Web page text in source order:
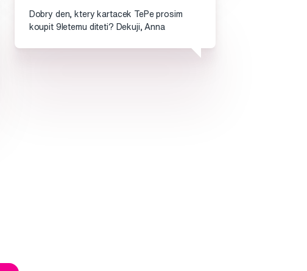
Dobry den, ktery kartacek TePe prosim
koupit 9letemu diteti? Dekuji, Anna